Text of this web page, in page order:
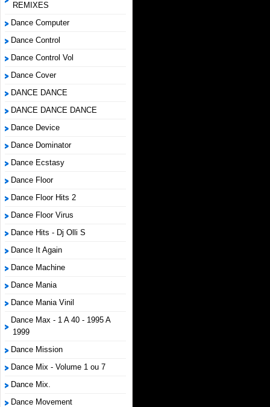
REMIXES
Dance Computer
Dance Control
Dance Control Vol
Dance Cover
DANCE DANCE
DANCE DANCE DANCE
Dance Device
Dance Dominator
Dance Ecstasy
Dance Floor
Dance Floor Hits 2
Dance Floor Virus
Dance Hits - Dj Olli S
Dance It Again
Dance Machine
Dance Mania
Dance Mania Vinil
Dance Max - 1 A 40 - 1995 A
1999
Dance Mission
Dance Mix - Volume 1 ou 7
Dance Mix.
Dance Movement